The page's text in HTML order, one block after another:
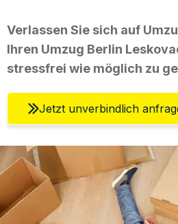
Verlassen Sie sich auf
Ihren Umzug Berlin
stressfrei wie möglich zu
Jetzt unverbindlich